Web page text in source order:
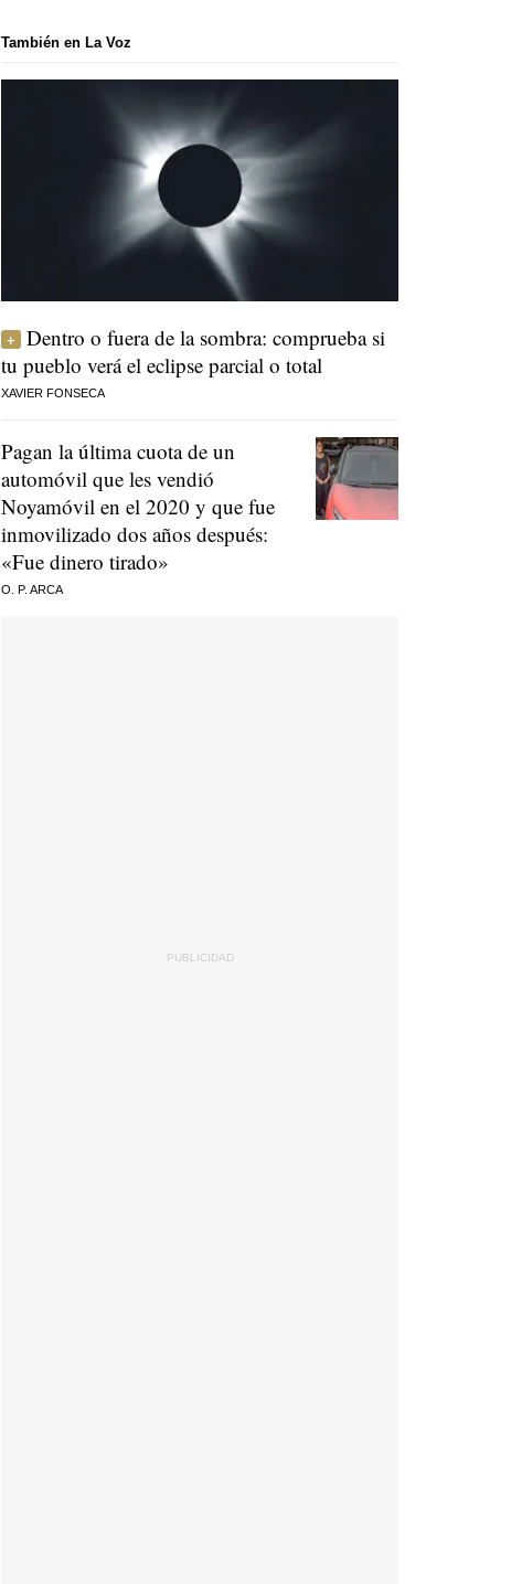
También en La Voz
Dentro o fuera de la sombra: comprueba si
tu pueblo verá el eclipse parcial o total
XAVIER FONSECA
Pagan la última cuota de un
automóvil que les vendió
Noyamóvil en el 2020 y que fue
inmovilizado dos años después:
«Fue dinero tirado»
O. P. ARCA